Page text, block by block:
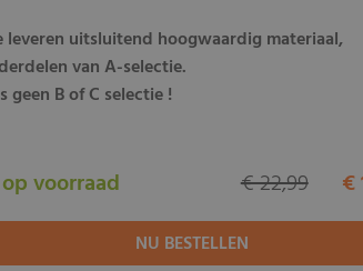
leveren uitsluitend hoogwaardig materiaal,
van A-selectie.
geen B of C selectie !
voorraad €
€ 22,99